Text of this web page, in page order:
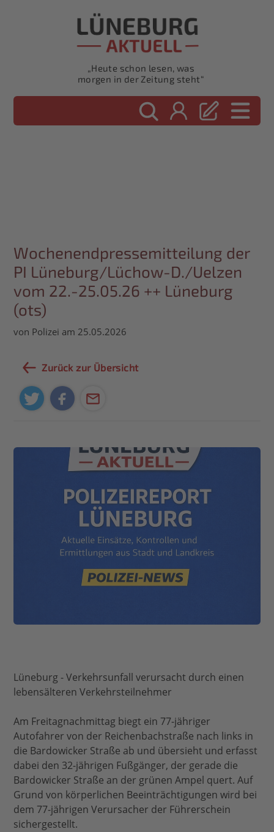
„Heute schon lesen, was
morgen in der Zeitung steht“
Wochenendpressemitteilung der
PI Lüneburg/Lüchow-D./Uelzen
vom 22.-25.05.26 ++ Lüneburg
(ots)
von Polizei am 25.05.2026
Zurück zur Übersicht
Lüneburg - Verkehrsunfall verursacht durch einen
lebensälteren Verkehrsteilnehmer
Am Freitagnachmittag biegt ein 77-jähriger
Autofahrer von der Reichenbachstraße nach links in
die Bardowicker Straße ab und übersieht und erfasst
dabei den 32-jährigen Fußgänger, der gerade die
Bardowicker Straße an der grünen Ampel quert. Auf
Grund von körperlichen Beeinträchtigungen wird bei
dem 77-jährigen Verursacher der Führerschein
sichergestellt.